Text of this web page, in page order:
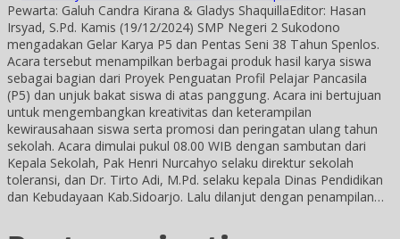
Pewarta: Galuh Candra Kirana & Gladys ShaquillaEditor: Hasan
Irsyad, S.Pd. Kamis (19/12/2024) SMP Negeri 2 Sukodono
mengadakan Gelar Karya P5 dan Pentas Seni 38 Tahun Spenlos.
Acara tersebut menampilkan berbagai produk hasil karya siswa
sebagai bagian dari Proyek Penguatan Profil Pelajar Pancasila
(P5) dan unjuk bakat siswa di atas panggung. Acara ini bertujuan
untuk mengembangkan kreativitas dan keterampilan
kewirausahaan siswa serta promosi dan peringatan ulang tahun
sekolah. Acara dimulai pukul 08.00 WIB dengan sambutan dari
Kepala Sekolah, Pak Henri Nurcahyo selaku direktur sekolah
toleransi, dan Dr. Tirto Adi, M.Pd. selaku kepala Dinas Pendidikan
dan Kebudayaan Kab.Sidoarjo. Lalu dilanjut dengan penampilan…